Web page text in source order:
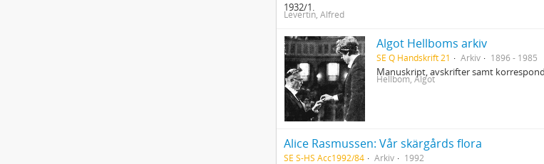
1932/1.
Levertin, Alfred
Algot Hellboms arkiv
SE Q Handskrift 21 Arkiv 1896 - 1985
Manuskript, avskrifter samt
Hellbom, Algot
Alice Rasmussen: Vår skärgårds flora
SE S-HS Acc1992/84 Arkiv 1992